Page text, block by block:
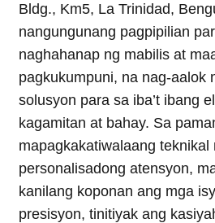
Bldg., Km5, La Trinidad,
nangungunang pagpipilian
naghahanap ng mabilis at
pagkukumpuni, na nag-aalok
solusyon para sa iba’t ibang
kagamitan at bahay. Sa
mapagkakatiwalaang teknikal
personalisadong atensyon,
kanilang koponan ang mga
presisyon, tinitiyak ang